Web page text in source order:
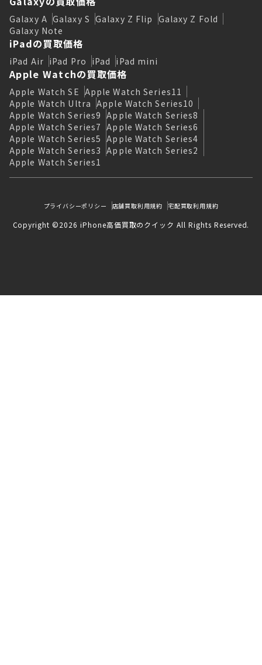
Galaxy A Galaxy S Galaxy Z Flip Galaxy Z Fold
Galaxy Note
iPadの買取価格
iPad Air iPad Pro iPad iPad mini
Apple Watchの買取価格
Apple Watch SE Apple Watch Series11
Apple Watch Ultra Apple Watch Series10
Apple Watch Series9 Apple Watch Series8
Apple Watch Series7 Apple Watch Series6
Apple Watch Series5 Apple Watch Series4
Apple Watch Series3 Apple Watch Series2
Apple Watch Series1
プライバシーポリシー 店舗買取利用規約 宅配買取利用規約
Copyright ©2026 iPhone高価買取のクイック All Rights Reserved.